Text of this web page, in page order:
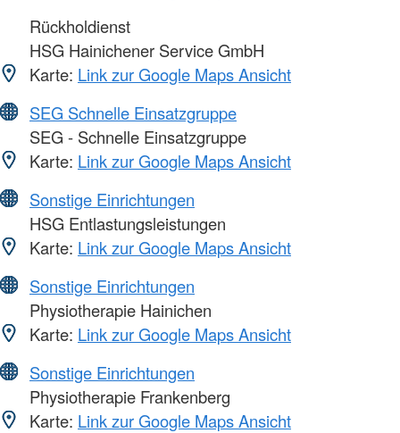
Rückholdienst
HSG Hainichener Service GmbH
Karte: Link zur Google Maps Ansicht
SEG Schnelle Einsatzgruppe
SEG - Schnelle Einsatzgruppe
Karte: Link zur Google Maps Ansicht
Sonstige Einrichtungen
HSG Entlastungsleistungen
Karte: Link zur Google Maps Ansicht
Sonstige Einrichtungen
Physiotherapie Hainichen
Karte: Link zur Google Maps Ansicht
Sonstige Einrichtungen
Physiotherapie Frankenberg
Karte: Link zur Google Maps Ansicht